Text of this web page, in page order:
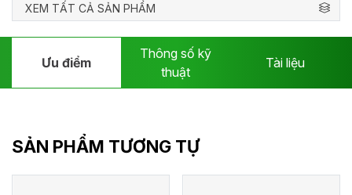
XEM TẤT CẢ SẢN PHẨM
Ưu điểm
Thông số kỹ
thuật
Tài liệu
SẢN PHẨM TƯƠNG TỰ